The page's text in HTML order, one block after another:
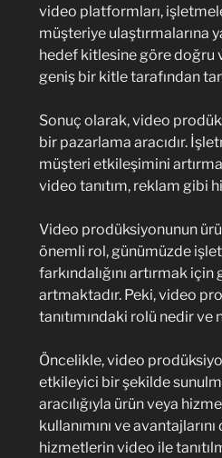
video platformları,
müşteriye ulaştırmalarına
hedef kitlesine göre doğru
geniş bir kitle tarafından
Sonuç olarak, video
bir pazarlama aracıdır.
müşteri etkileşimini
video tanıtım, reklam gibi
Video prodüksiyonunun
önemli rol, günümüzde
farkındalığını artırmak
artmaktadır. Peki, video
tanıtımındaki rolü nedir
Öncelikle, video
etkileyici bir şekilde
aracılığıyla ürün veya
kullanımını ve
hizmetlerin video ile